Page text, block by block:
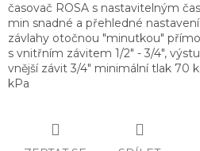
časovač ROSA s nastavitelným
min snadné a přehledné
závlahy otočnou "minutkou"
s vnitřním závitem 1/2" - 3/4",
vnější závit 3/4" minimální tlak 70
kPa